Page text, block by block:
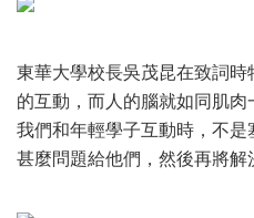
東華大學校長吳茂昆在致詞時
的互動，而人的腦就如同肌
我們和年輕學子互動時，不
甚麼問題給他們，然後再將解